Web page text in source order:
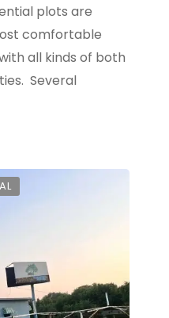
plots are
comfortable
all kinds of both
Several